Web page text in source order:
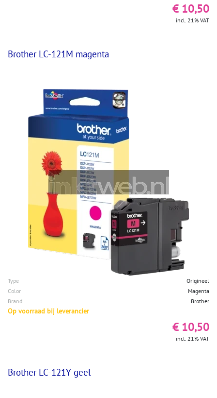
€ 10,50
incl. 21% VAT
Brother LC-121M magenta
Type
Origineel
Color
Magenta
Brand
Brother
Op voorraad bij leverancier
€ 10,50
incl. 21% VAT
Brother LC-121Y geel